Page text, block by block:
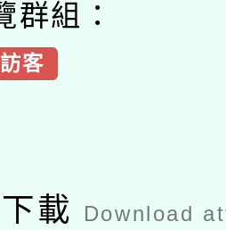
群組：
訪客
載 Download